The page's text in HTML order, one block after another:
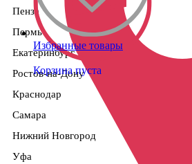
Пенза
Пермь
Екатеринбург
Ростов-на-Дону
Краснодар
Самара
Нижний Новгород
Уфа
Избранные товары
Корзина пуста